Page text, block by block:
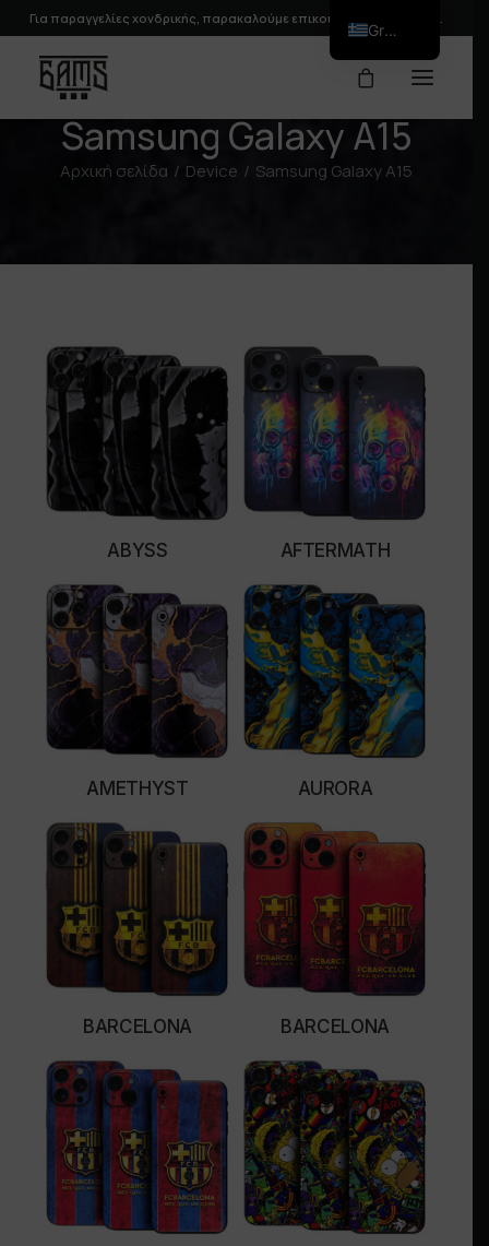
Για παραγγελίες χονδρικής, παρακαλούμε επικοινωνήστε μαζί μας.
Samsung Galaxy A15
Αρχική σελίδα Device Samsung Galaxy A15
ABYSS AFTERMATH
AMETHYST AURORA
BARCELONA BARCELONA
Greek